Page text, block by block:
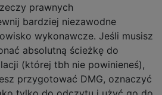
prawnych
bardziej niezawodne
wykonawcze. Jeśli musisz
absolutną ścieżkę do
(której tbh nie powinieneś),
przygotować DMG, oznaczyć